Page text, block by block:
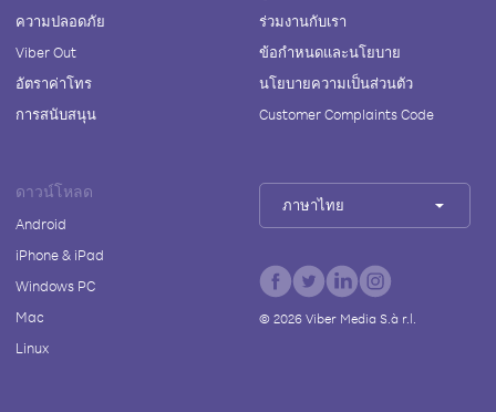
ความปลอดภัย
Viber Out
อัตราค่าโทร
การสนับสนุน
ร่วมงานกับเรา
ข้อกำหนดและนโยบาย
นโยบายความเป็นส่วนตัว
Customer Complaints Code
ดาวน์โหลด
Android
iPhone & iPad
Windows PC
Mac
Linux
ภาษาไทย
© 2026Viber Media S.à r.l.